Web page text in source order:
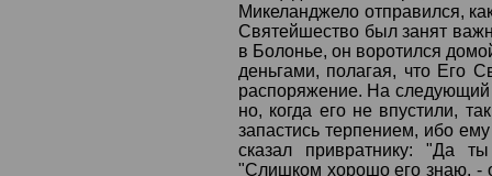
Микеланджело отправился,
Святейшество был занят
в Болонье, он воротился
деньгами, полагая, что Его
распоряжение. На следующий
но, когда его не впустили,
запастись терпением, ибо
сказал привратнику: "Да
"Слишком хорошо его знаю, -